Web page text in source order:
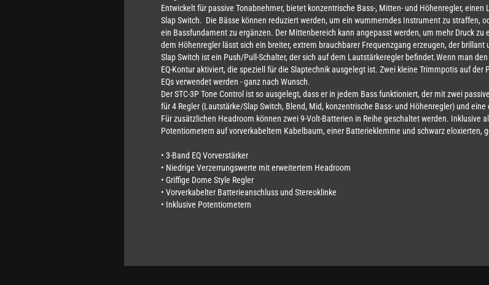
Entwickelt für passive Tonabnehmer, bietet konzentrische Bass-, Mitten- und Höhenregler,
Slap Switch. Die Bässe können reduziert werden, um ein wummerndes Instrument zu straffen,
ein Bassfundament zu ergänzen. Der Mittenbereich kann angepasst werden, um mehr Druck
dem Höhenregler lässt sich ein breiter, extrem brauchbarer Frequenzgang erzeugen, der
Slap Switch ist ein Push/Pull-Schalter, der sich auf dem Lautstärkeregler befindet.Wenn man
EQ-Kontur aktiviert, die speziell für die Slaptechnik ausgelegt ist. Zwei kleine Trimmpotis auf
EQs verwendet werden - ganz nach Wunsch.
Der STC-3P Tone Control ist so ausgelegt, dass er in jedem Bass funktioniert, der mit zwei
für 4 Regler (Lautstärke/Slap Switch, Blend, Mid, konzentrische Bass- und Höhenregler) und
Für zusätzlichen Headroom können zwei 9-Volt-Batterien in Reihe geschaltet werden. Inklusive
Potentiometern auf vorverkabeltem Kabelbaum, einer Batterieklemme und schwarz eloxierten,
• 3-Band EQ Vorverstärker
• Niedrige Verzerrungswerte mit erweitertem Headroom
• Griffige Dome Style Regler
• Vorverkabelter Batterieanschluss und Stereoklinke
• Inklusive Potentiometern